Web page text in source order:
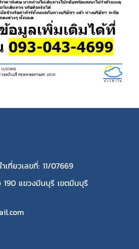
ที่ยวเลขที่: 11/07669
แขวงมีนบุรี เขตมีนบุรี